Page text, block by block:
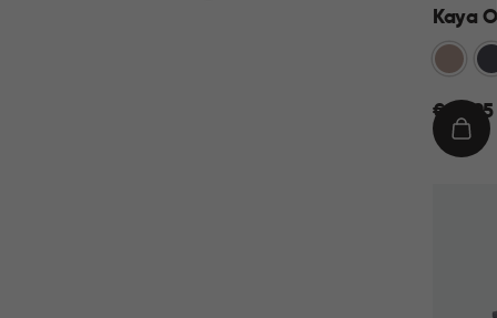
Kaya
Warm
€
13,95
€ 13,95
IN